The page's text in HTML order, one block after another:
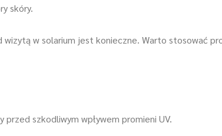
skóry.
w solarium jest konieczne. Warto stosować
szkodliwym wpływem promieni UV.